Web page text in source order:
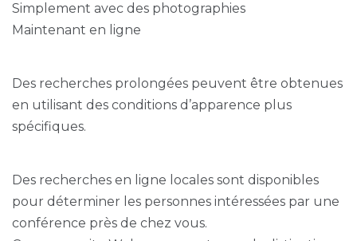
Simplement avec des photographies
Maintenant en ligne
Des recherches prolongées peuvent être obtenues
en utilisant des conditions d’apparence plus
spécifiques.
Des recherches en ligne locales sont disponibles
pour déterminer les personnes intéressées par une
conférence près de chez vous.